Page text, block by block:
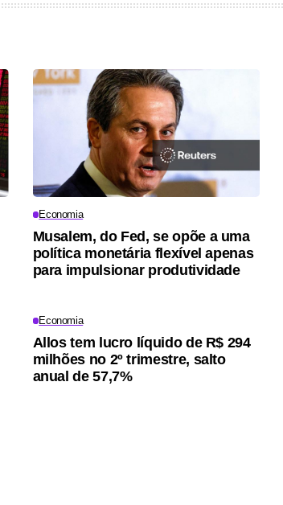
Economia
Musalem, do Fed, se opõe a uma
política monetária flexível apenas
para impulsionar produtividade
Economia
Allos tem lucro líquido de R$ 294
milhões no 2º trimestre, salto
anual de 57,7%